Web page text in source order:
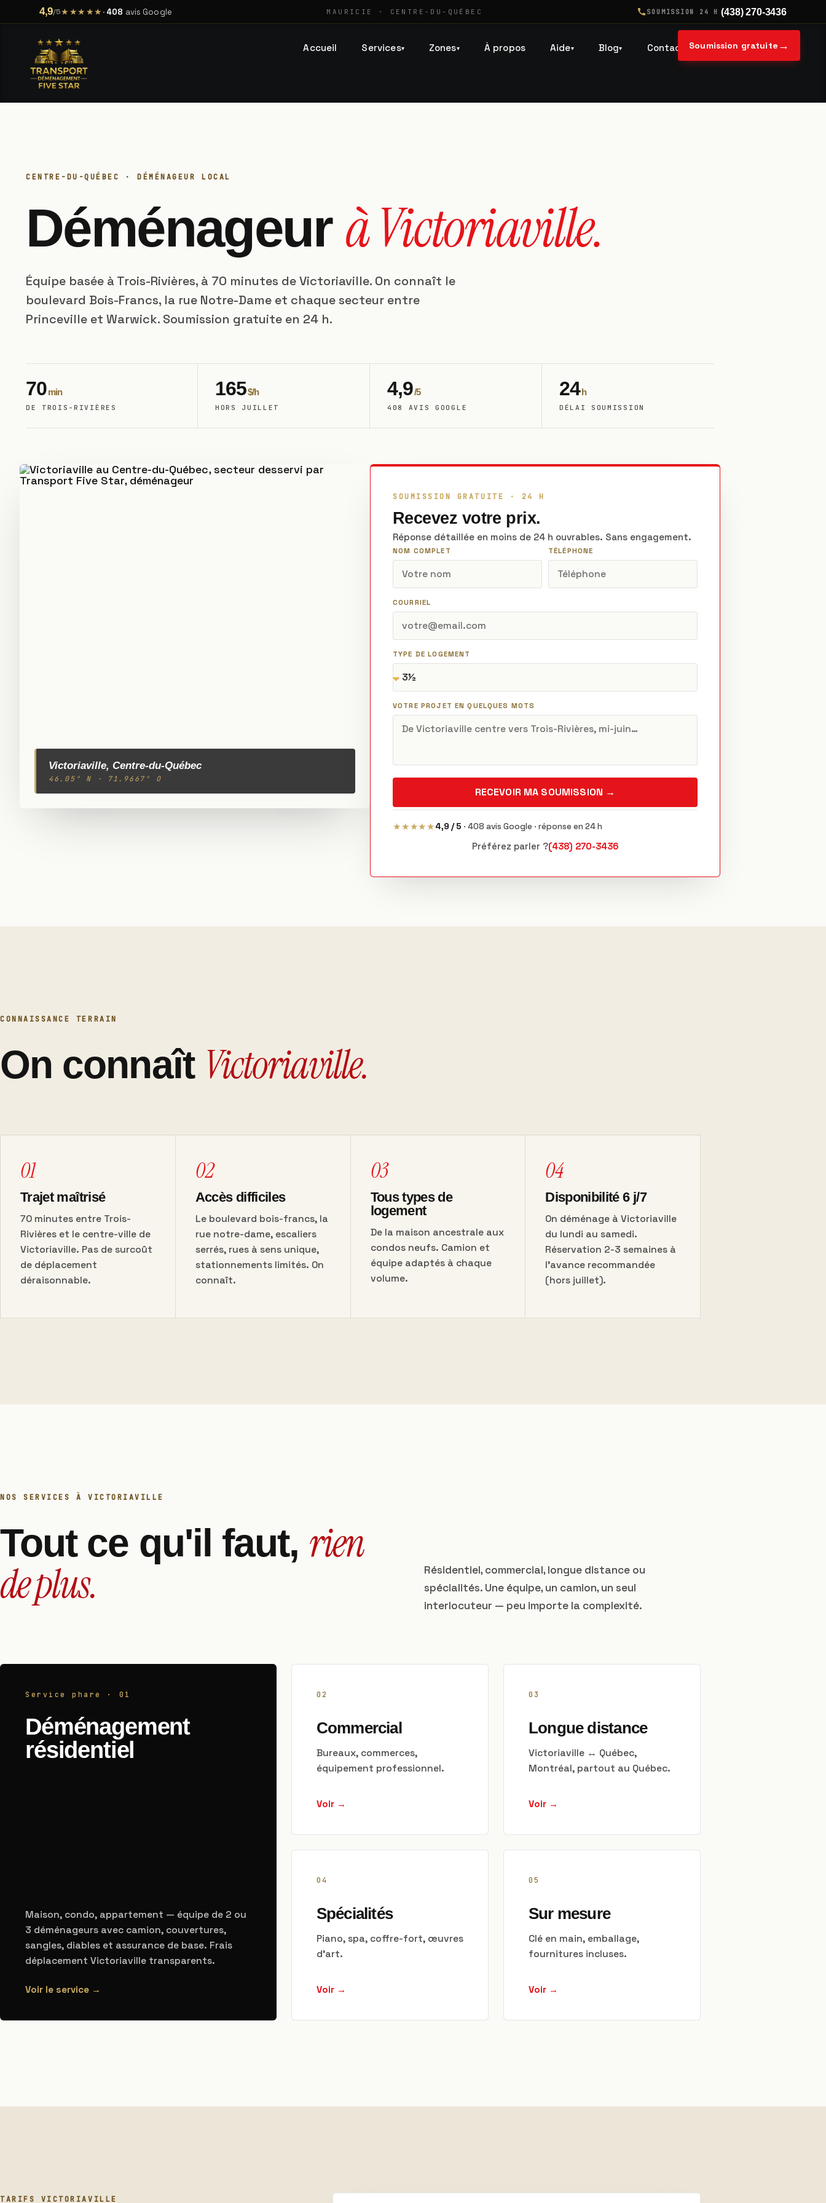
4,9/5★★★★★ · 408 avis Google MAURICIE · CENTRE-DU-QUÉBEC SOUMISSION 24 H (438) 270-3436
Accueil Services▾ Zones▾ À propos Aide▾ Blog▾ Contact Soumission gratuite →
CENTRE-DU-QUÉBEC · DÉMÉNAGEUR LOCAL
Déménageur à Victoriaville.
Équipe basée à Trois-Rivières, à 70 minutes de Victoriaville. On connaît le
boulevard Bois-Francs, la rue Notre-Dame et chaque secteur entre
Princeville et Warwick. Soumission gratuite en 24 h.
70min
DE TROIS-RIVIÈRES
165$/h
HORS JUILLET
4,9/5
408 AVIS GOOGLE
24h
DÉLAI SOUMISSION
Victoriaville, Centre-du-Québec
46.05° N · 71.9667° O
SOUMISSION GRATUITE · 24 H
Recevez votre prix.
Réponse détaillée en moins de 24 h ouvrables. Sans engagement.
NOM COMPLET TÉLÉPHONE
COURRIEL
TYPE DE LOGEMENT
VOTRE PROJET EN QUELQUES MOTS
RECEVOIR MA SOUMISSION →
★★★★★4,9 / 5 · 408 avis Google · réponse en 24 h
Préférez parler ?(438) 270-3436
CONNAISSANCE TERRAIN
On connaît Victoriaville.
01
Trajet maîtrisé
70 minutes entre Trois-
Rivières et le centre-ville de
Victoriaville. Pas de surcoût
de déplacement
déraisonnable.
02
Accès difficiles
Le boulevard bois-francs, la
rue notre-dame, escaliers
serrés, rues à sens unique,
stationnements limités. On
connaît.
03
Tous types de
logement
De la maison ancestrale aux
condos neufs. Camion et
équipe adaptés à chaque
volume.
04
Disponibilité 6 j/7
On déménage à Victoriaville
du lundi au samedi.
Réservation 2-3 semaines à
l'avance recommandée
(hors juillet).
NOS SERVICES À VICTORIAVILLE
Tout ce qu'il faut, rien
de plus.
Résidentiel, commercial, longue distance ou
spécialités. Une équipe, un camion, un seul
interlocuteur — peu importe la complexité.
Service phare · 01
Déménagement
résidentiel
Maison, condo, appartement — équipe de 2 ou
3 déménageurs avec camion, couvertures,
sangles, diables et assurance de base. Frais
déplacement Victoriaville transparents.
Voir le service →
02
Commercial
Bureaux, commerces,
équipement professionnel.
Voir →
03
Longue distance
Victoriaville ↔ Québec,
Montréal, partout au Québec.
Voir →
04
Spécialités
Piano, spa, coffre-fort, œuvres
d'art.
Voir →
05
Sur mesure
Clé en main, emballage,
fournitures incluses.
Voir →
TARIFS VICTORIAVILLE